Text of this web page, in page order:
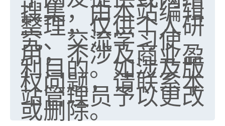
搜集，由本站编辑
整理，仅供个人研
究、交流学习使
用，不涉及商业盈
利目的。如涉及版
权问题，请联系本
站管理员予以更改
或删除。